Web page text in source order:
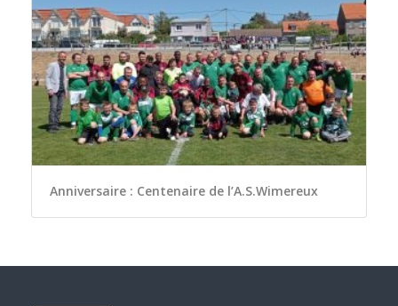
Anniversaire : Centenaire de l’A.S.Wimereux